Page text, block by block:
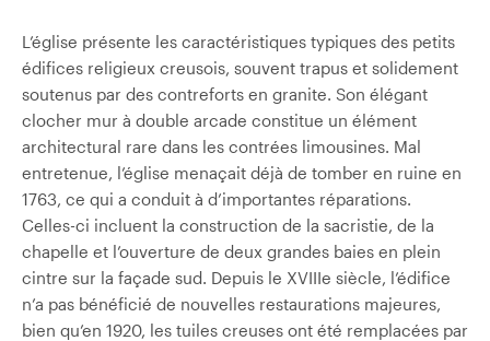
L’église présente les caractéristiques typiques des petits
édifices religieux creusois, souvent trapus et solidement
soutenus par des contreforts en granite. Son élégant
clocher mur à double arcade constitue un élément
architectural rare dans les contrées limousines. Mal
entretenue, l’église menaçait déjà de tomber en ruine en
1763, ce qui a conduit à d’importantes réparations.
Celles-ci incluent la construction de la sacristie, de la
chapelle et l’ouverture de deux grandes baies en plein
cintre sur la façade sud. Depuis le XVIIIe siècle, l’édifice
n’a pas bénéficié de nouvelles restaurations majeures,
bien qu’en 1920, les tuiles creuses ont été remplacées par